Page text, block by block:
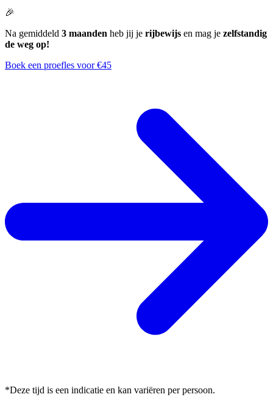
🎉
Na gemiddeld 3 maanden heb jij je rijbewijs en mag je zelfstandig
de weg op!
Boek een proefles voor €45
*Deze tijd is een indicatie en kan variëren per persoon.